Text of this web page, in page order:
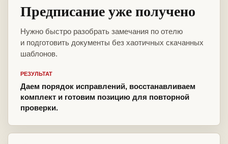
Предписание уже получено
Нужно быстро разобрать замечания по отелю
и подготовить документы без хаотичных скачанных
шаблонов.
РЕЗУЛЬТАТ
Даем порядок исправлений, восстанавливаем
комплект и готовим позицию для повторной
проверки.